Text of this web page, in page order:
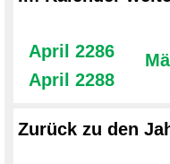
April 2286
April 2288
Zurück zu den